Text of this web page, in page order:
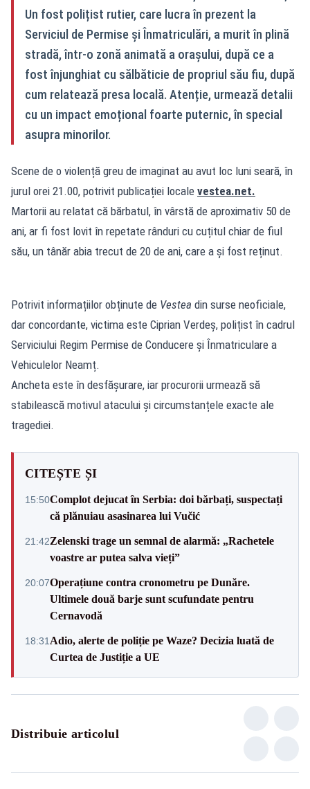
Un fost polițist rutier, care lucra în prezent la
Serviciul de Permise și Înmatriculări, a murit în plină
stradă, într-o zonă animată a orașului, după ce a
fost înjunghiat cu sălbăticie de propriul său fiu, după
cum relatează presa locală. Atenție, urmează detalii
cu un impact emoțional foarte puternic, în special
asupra minorilor.
Scene de o violență greu de imaginat au avut loc luni seară, în
jurul orei 21.00, potrivit publicației locale vestea.net.
Martorii au relatat că bărbatul, în vârstă de aproximativ 50 de
ani, ar fi fost lovit în repetate rânduri cu cuțitul chiar de fiul
său, un tânăr abia trecut de 20 de ani, care a și fost reținut.
Potrivit informațiilor obținute de Vestea din surse neoficiale,
dar concordante, victima este Ciprian Verdeș, polițist în cadrul
Serviciului Regim Permise de Conducere și Înmatriculare a
Vehiculelor Neamț.
Ancheta este în desfășurare, iar procurorii urmează să
stabilească motivul atacului și circumstanțele exacte ale
tragediei.
CITEȘTE ȘI
15:50Complot dejucat în Serbia: doi bărbați, suspectați
că plănuiau asasinarea lui Vučić
21:42Zelenski trage un semnal de alarmă: „Rachetele
voastre ar putea salva vieți”
20:07Operațiune contra cronometru pe Dunăre.
Ultimele două barje sunt scufundate pentru
Cernavodă
18:31 Adio, alerte de poliție pe Waze? Decizia luată de
Curtea de Justiție a UE
Distribuie articolul